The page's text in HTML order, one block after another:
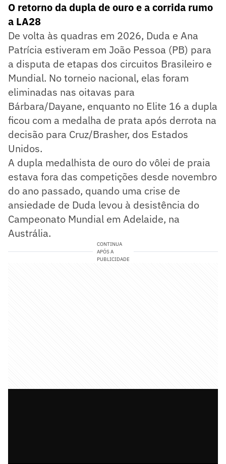
O retorno da dupla de ouro e a corrida rumo
a LA28
De volta às quadras em 2026, Duda e Ana
Patrícia estiveram em João Pessoa (PB) para
a disputa de etapas dos circuitos Brasileiro e
Mundial. No torneio nacional, elas foram
eliminadas nas oitavas para
Bárbara/Dayane, enquanto no Elite 16 a dupla
ficou com a medalha de prata após derrota na
decisão para Cruz/Brasher, dos Estados
Unidos.
A dupla medalhista de ouro do vôlei de praia
estava fora das competições desde novembro
do ano passado, quando uma crise de
ansiedade de Duda levou à desistência do
Campeonato Mundial em Adelaide, na
Austrália.
CONTINUA
APÓS A
PUBLICIDADE